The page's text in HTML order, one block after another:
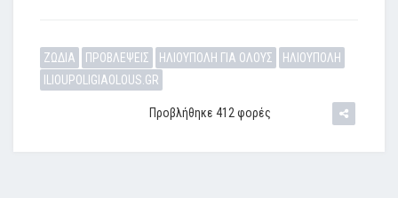
ΖΩΔΙΑ ΠΡΟΒΛΕΨΕΙΣ ΗΛΙΟΥΠΟΛΗ ΓΙΑ ΟΛΟΥΣ
ΗΛΙΟΥΠΟΛΗ
ILIOUPOLIGIAOLOUS.GR
Προβλήθηκε 412 φορές